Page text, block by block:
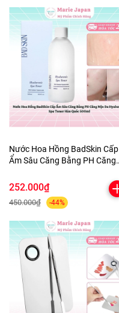
Nước Hoa Hồng BadSkin Cấp
Ẩm Sâu Căng Bằng PH Căng
Hàn Quốc 500ml
252.000₫
450.000₫ -44%